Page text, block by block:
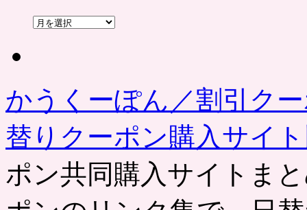
過
かうくーぽん／割引ク
替りクーポン購入サイ
ポン共同購入サイトま